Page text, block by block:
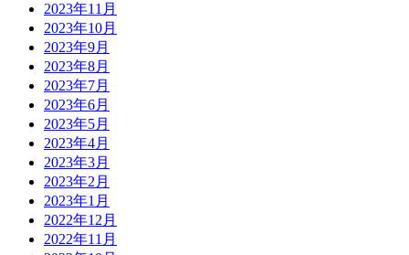
2023年11月
2023年10月
2023年9月
2023年8月
2023年7月
2023年6月
2023年5月
2023年4月
2023年3月
2023年2月
2023年1月
2022年12月
2022年11月